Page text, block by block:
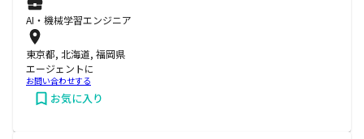
AI・機械学習エンジニア
東京都, 北海道, 福岡県
エージェントに
お問い合わせする
お気に入り